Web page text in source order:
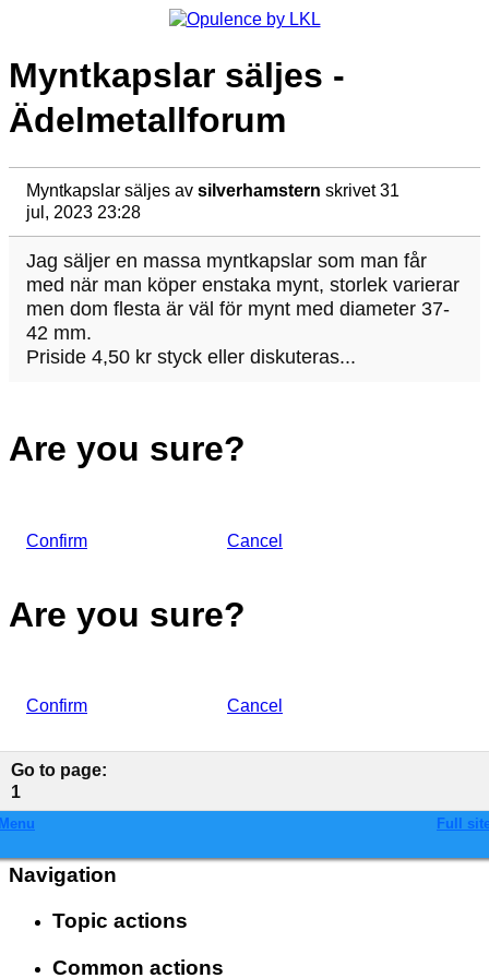
Myntkapslar säljes -
Ädelmetallforum
Myntkapslar säljes av silverhamstern skrivet 31
jul, 2023 23:28
Jag säljer en massa myntkapslar som man får
med när man köper enstaka mynt, storlek varierar
men dom flesta är väl för mynt med diameter 37-
42 mm.
Priside 4,50 kr styck eller diskuteras...
Are you sure?
Confirm Cancel
Are you sure?
Confirm Cancel
Go to page:
1
Full
Navigation
Topic actions
Common actions